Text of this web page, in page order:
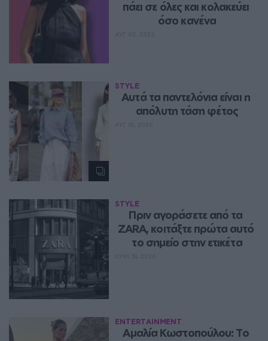
πάει σε όλες και κολακεύει
όσο κανένα
STYLE
Aυτά τα παντελόνια είναι η
απόλυτη τάση φέτος
STYLE
Πριν αγοράσετε από τα
ZARA, κοιτάξτε πρώτα αυτό
το σημείο στην ετικέτα
ENTERTAINMENT
Αμαλία Κωστοπούλου: Το